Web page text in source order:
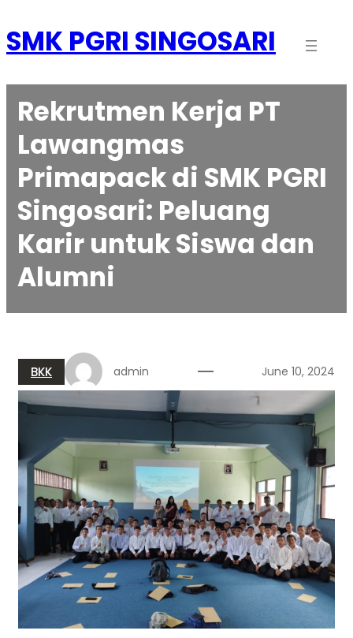
to
content
SMK PGRI SINGOSARI
Rekrutmen Kerja PT
Lawangmas
Primapack di SMK PGRI
Singosari: Peluang
Karir untuk Siswa dan
Alumni
BKK admin June 10, 2024